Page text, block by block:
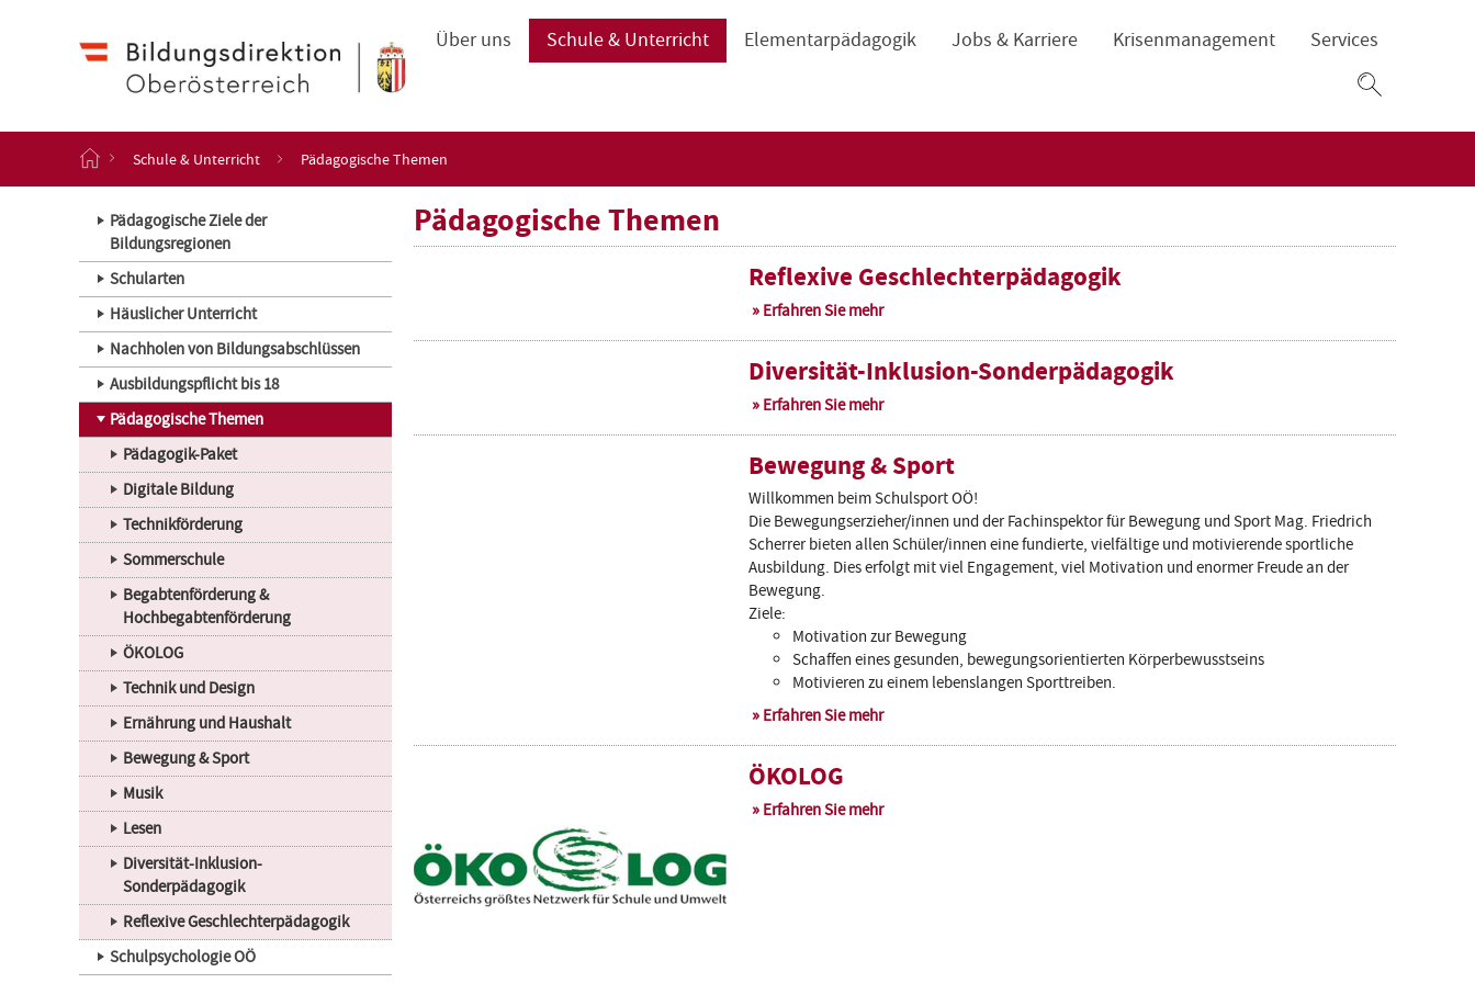
Hauptnavigation
Über uns Schule & Unterricht Elementarpädagogik Jobs & Karriere Krisenmanagement
Services
Suchfeld
r
s
e
i
t
e
Schule & Unterricht Pädagogische Themen
Pädagogische Ziele der
Bildungsregionen
Schularten
Häuslicher Unterricht
Nachholen von Bildungsabschlüssen
Ausbildungspflicht bis 18
Pädagogische Themen
Pädagogik-Paket
Digitale Bildung
Technikförderung
Sommerschule
Begabtenförderung &
Hochbegabtenförderung
ÖKOLOG
Technik und Design
Ernährung und Haushalt
Bewegung & Sport
Musik
Lesen
Diversität-Inklusion-
Sonderpädagogik
Reflexive Geschlechterpädagogik
Schulpsychologie OÖ
Pädagogische Themen
Reflexive Geschlechterpädagogik
Erfahren Sie mehr
Diversität-Inklusion-Sonderpädagogik
Erfahren Sie mehr
Bewegung & Sport
Willkommen beim Schulsport OÖ!
Die Bewegungserzieher/innen und der Fachinspektor für Bewegung und Sport Mag. Friedrich
Scherrer bieten allen Schüler/innen eine fundierte, vielfältige und motivierende sportliche
Ausbildung. Dies erfolgt mit viel Engagement, viel Motivation und enormer Freude an der
Bewegung.
Ziele:
Motivation zur Bewegung
Schaffen eines gesunden, bewegungsorientierten Körperbewusstseins
Motivieren zu einem lebenslangen Sporttreiben.
Erfahren Sie mehr
ÖKOLOG
Erfahren Sie mehr